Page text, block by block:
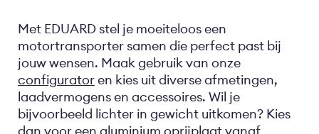
Met EDUARD stel je moeiteloos een
motortransporter samen die perfect past bij
jouw wensen. Maak gebruik van onze
configuratoren kies uit diverse afmetingen,
laadvermogens en accessoires. Wil je
bijvoorbeeld lichter in gewicht uitkomen? Kies
dan voor een aluminium oprijplaat vanaf